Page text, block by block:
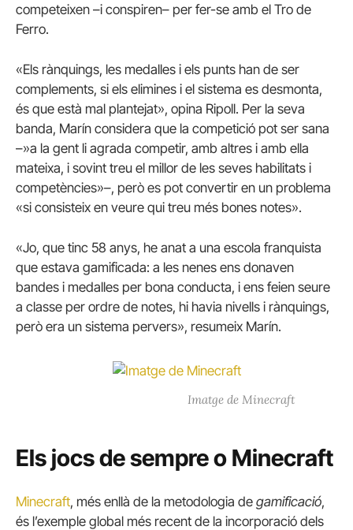
competeixen –i conspiren– per fer-se amb el Tro de
Ferro.
«Els rànquings, les medalles i els punts han de ser
complements, si els elimines i el sistema es desmonta,
és que està mal plantejat», opina Ripoll. Per la seva
banda, Marín considera que la competició pot ser sana
–»a la gent li agrada competir, amb altres i amb ella
mateixa, i sovint treu el millor de les seves habilitats i
competències»–, però es pot convertir en un problema
«si consisteix en veure qui treu més bones notes».
«Jo, que tinc 58 anys, he anat a una escola franquista
que estava gamificada: a les nenes ens donaven
bandes i medalles per bona conducta, i ens feien seure
a classe per ordre de notes, hi havia nivells i rànquings,
però era un sistema pervers», resumeix Marín.
Imatge de Minecraft
Els jocs de sempre o Minecraft
Minecraft, més enllà de la metodologia de gamificació,
és l’exemple global més recent de la incorporació dels